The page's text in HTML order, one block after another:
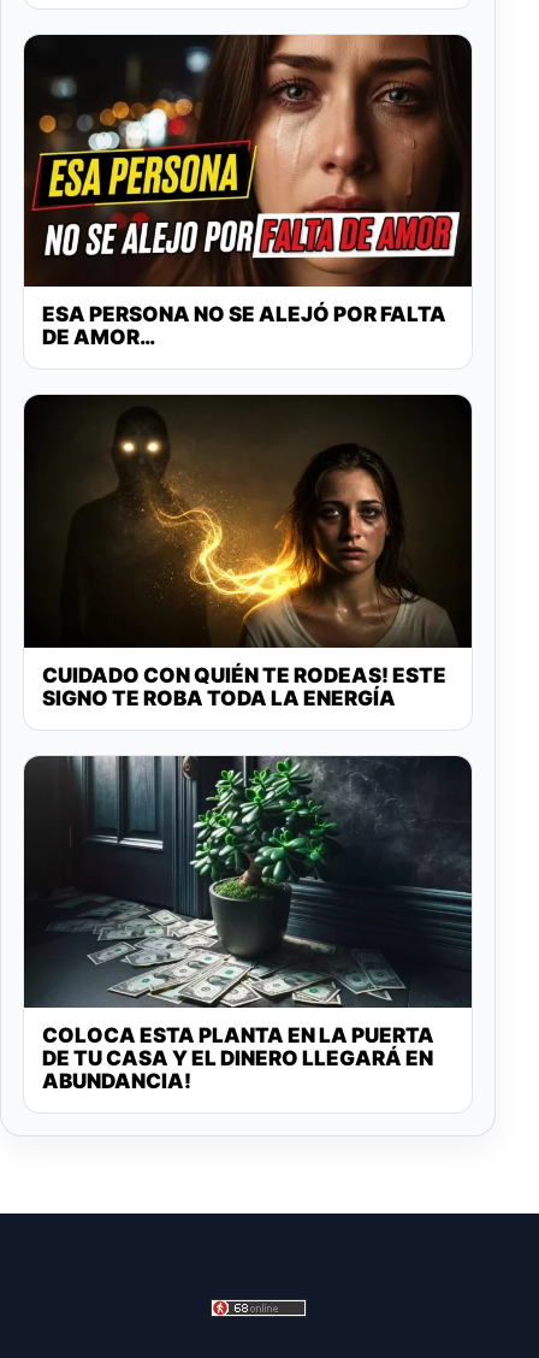
ESA PERSONA NO SE ALEJÓ POR FALTA
DE AMOR…
CUIDADO CON QUIÉN TE RODEAS! ESTE
SIGNO TE ROBA TODA LA ENERGÍA
COLOCA ESTA PLANTA EN LA PUERTA
DE TU CASA Y EL DINERO LLEGARÁ EN
ABUNDANCIA!